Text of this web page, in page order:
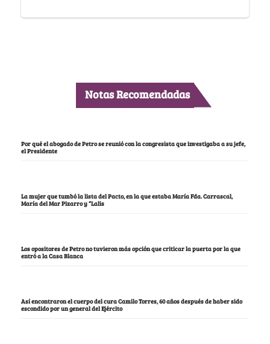
Notas Recomendadas
Por qué el abogado de Petro se reunió con la congresista que investigaba a su jefe,
el Presidente
La mujer que tumbó la lista del Pacto, en la que estaba María Fda. Carrascal,
María del Mar Pizarro y “Lalis
Los opositores de Petro no tuvieron más opción que criticar la puerta por la que
entró a la Casa Blanca
Así encontraron el cuerpo del cura Camilo Torres, 60 años después de haber sido
escondido por un general del Ejército